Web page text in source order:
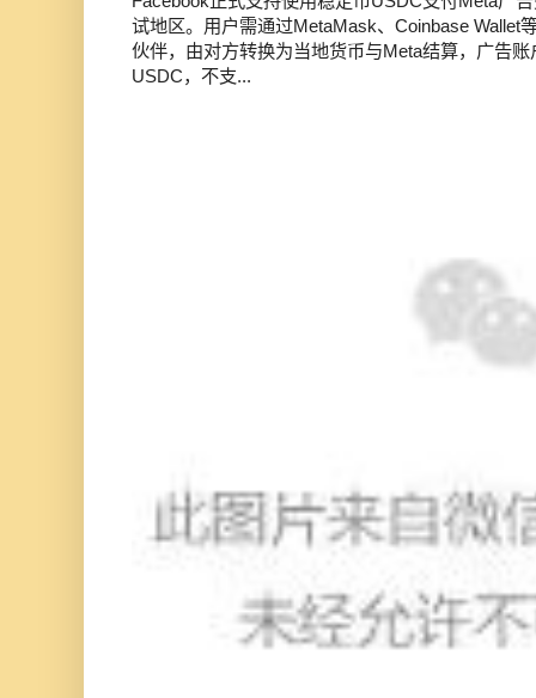
试地区。用户需通过MetaMask、Coinbase Wallet
伙伴，由对方转换为当地货币与Meta结算，广告
USDC，不支...